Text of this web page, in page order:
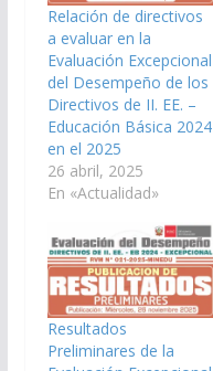
Relación de directivos
a evaluar en la
Evaluación Excepcional
del Desempeño de los
Directivos de II. EE. –
Educación Básica 2024
en el 2025
26 abril, 2025
En «Actualidad»
Resultados
Preliminares de la